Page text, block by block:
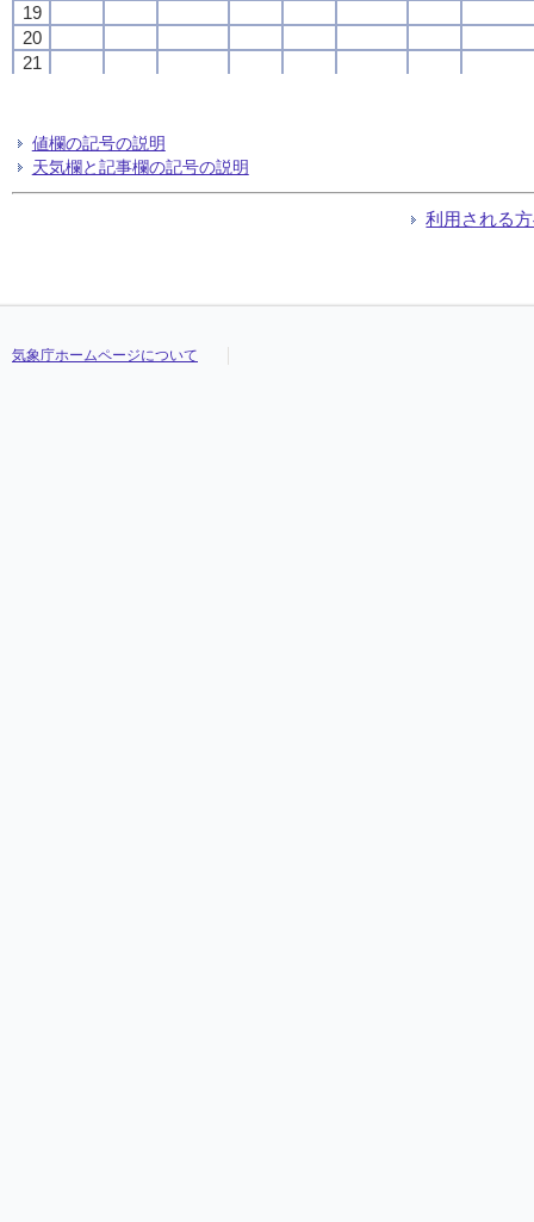
19
20
21
24
19
20
21
24
19
20
21
24
19
20
21
24
値欄の記号の説明
天気欄と記事欄の記号の説明
利用される
気象庁ホームページについて